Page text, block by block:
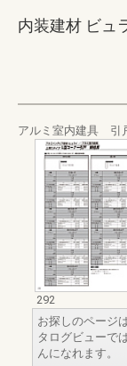
内装建材 ビュ
アルミ室内建具 引
292
お探しのページ
タログビューで
んになれます。